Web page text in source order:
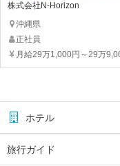
株式会社N-Horizon
沖縄県
正社員
月給29万1,000円～29万
ホテル
旅行ガイド